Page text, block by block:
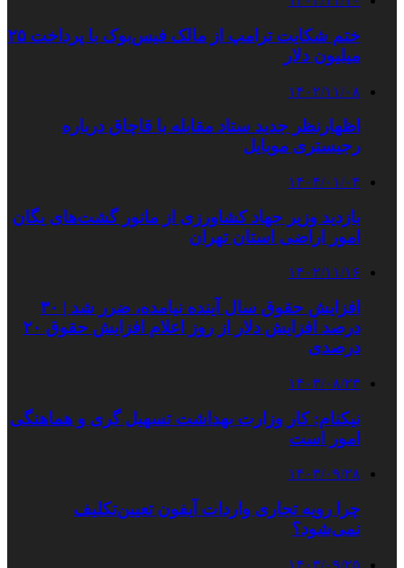
ختم شکایت ترامپ از مالک فیس‌بوک با پرداخت ۲۵
میلیون دلار
۱۴۰۲/۱۱/۰۸
اظهارنظر جدید ستاد مقابله با قاچاق درباره
رجیستری موبایل
۱۴۰۴/۰۱/۰۴
بازدید وزیر جهاد کشاورزی از مانور گشت‌های یگان
امور اراضی استان تهران
۱۴۰۲/۱۱/۱۶
افزایش حقوق سال آینده نیامده، ضرر شد | ۳۰
درصد افزایش دلار از روز اعلام افزایش حقوق ۲۰
درصدی
۱۴۰۳/۰۸/۲۳
نیکنام: کار وزارت بهداشت تسهیل گری و هماهنگی
امور است
۱۴۰۳/۰۹/۲۸
چرا رویه تجاری واردات آیفون‌ تعیین‌تکلیف
نمی‌شود؟
۱۴۰۳/۰۹/۲۵